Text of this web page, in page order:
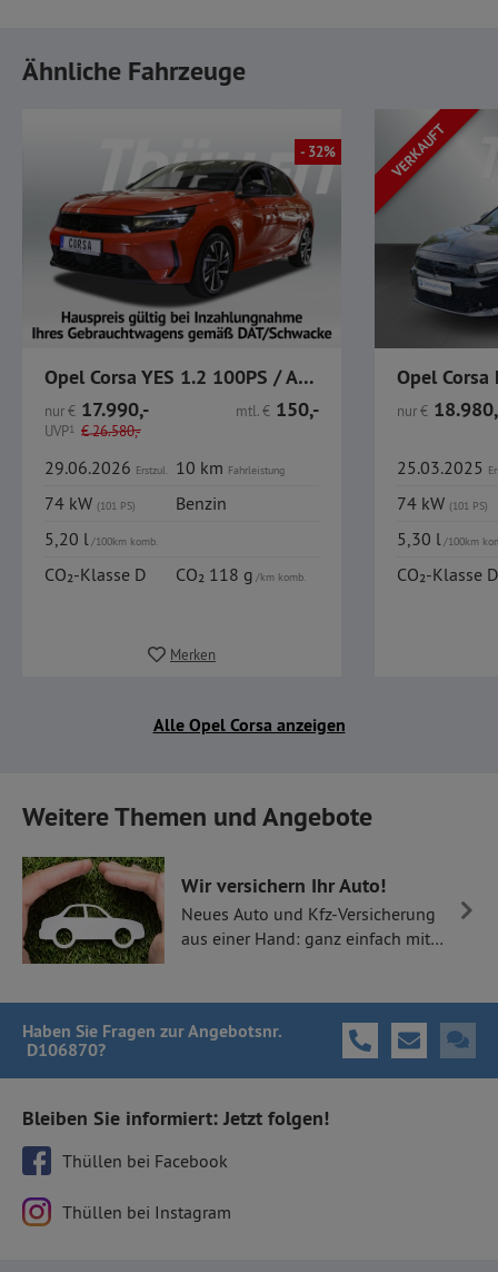
Ähnliche Fahrzeuge
- 32%
Opel Corsa YES 1.2 100PS / Allwetter / LKR-HZ / SHZ /
nur€ 17.990,-
UVP1 €26.580,-
mtl.€ 150,-
29.06.2026 Erstzul. 10 km Fahrleistung
74 kW (101 PS)
Benzin
5,20 l/100km komb.
CO₂-Klasse D CO₂ 118 g/km komb.
Merken
VERKAUFT
nur€
25.03.2025
74 kW (101 PS)
5,30 l/100km
CO₂-Klasse D
Alle Opel Corsa anzeigen
Weitere Themen und Angebote
Wir versichern Ihr Auto!
Neues Auto und Kfz-Versicherung
aus einer Hand: ganz einfach mit
Haben Sie Fragen zur Angebotsnr.
D106870?
Bleiben Sie informiert: Jetzt folgen!
Thüllen bei Facebook
Thüllen bei Instagram